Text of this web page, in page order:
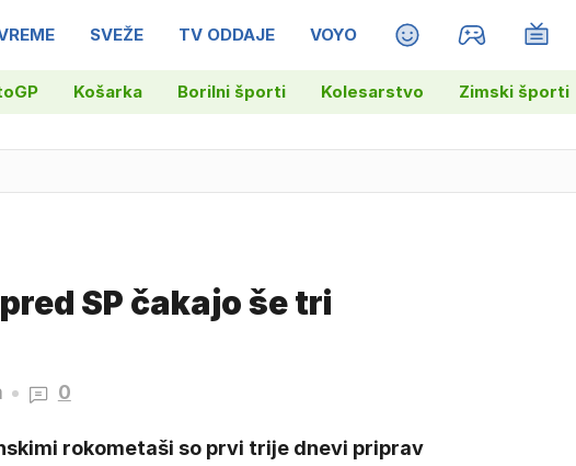
SVEŽE TV ODDAJE VOYO MAGAZIN
Košarka Borilni športi Kolesarstvo Zimski športi
SP čakajo še tri
0
rokometaši so prvi trije dnevi priprav